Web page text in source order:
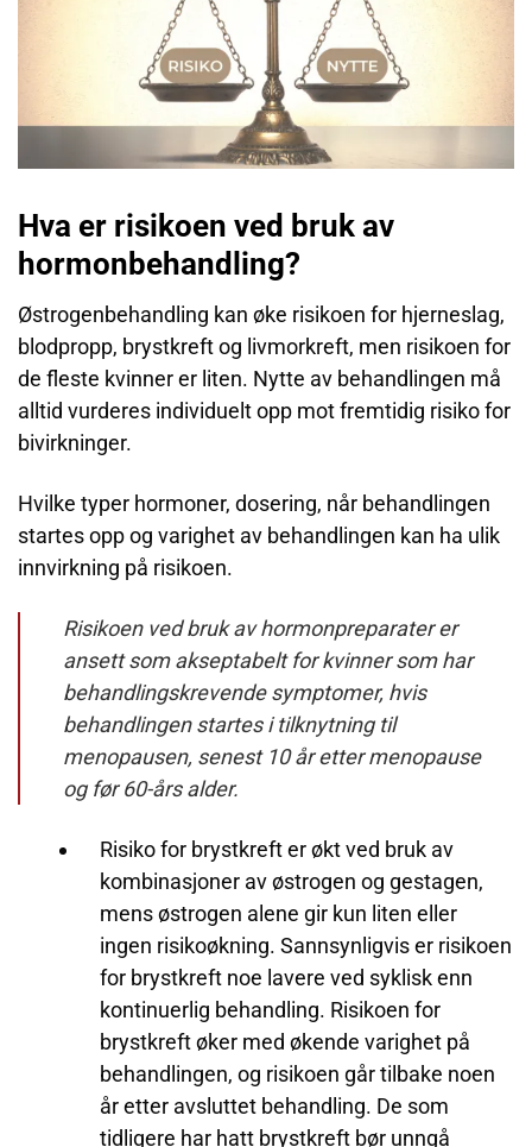
Hva er risikoen ved bruk av
hormonbehandling?
Østrogenbehandling kan øke risikoen for hjerneslag,
blodpropp, brystkreft og livmorkreft, men risikoen for
de fleste kvinner er liten. Nytte av behandlingen må
alltid vurderes individuelt opp mot fremtidig risiko for
bivirkninger.
Hvilke typer hormoner, dosering, når behandlingen
startes opp og varighet av behandlingen kan ha ulik
innvirkning på risikoen.
Risikoen ved bruk av hormonpreparater er
ansett som akseptabelt for kvinner som har
behandlingskrevende symptomer, hvis
behandlingen startes i tilknytning til
menopausen, senest 10 år etter menopause
og før 60-års alder.
Risiko for brystkreft er økt ved bruk av
kombinasjoner av østrogen og gestagen,
mens østrogen alene gir kun liten eller
ingen risikoøkning. Sannsynligvis er risikoen
for brystkreft noe lavere ved syklisk enn
kontinuerlig behandling. Risikoen for
brystkreft øker med økende varighet på
behandlingen, og risikoen går tilbake noen
år etter avsluttet behandling. De som
tidligere har hatt brystkreft bør unngå